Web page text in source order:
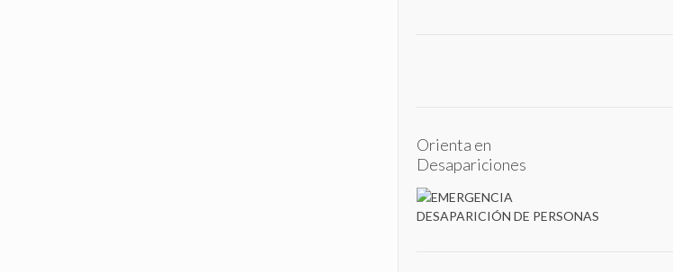
Orienta en
Desapariciones